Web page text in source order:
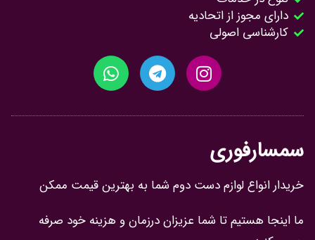
دارای مجوز از اتحادیه
کارشناسی اصولی
سمسارفوری
خریدار انواع لوازم دست دوم شما به بهترین قیمت ممکن
ما اینجا هستیم تا شما عزیزان درزمان و هزینه خود صرفه